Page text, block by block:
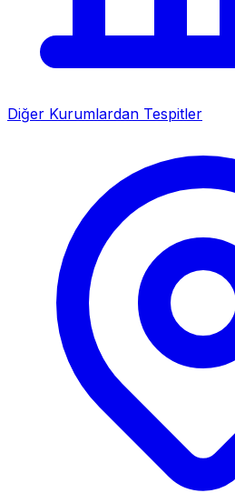
Diğer Kurumlardan Tespitler